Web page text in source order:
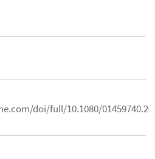
doi/full/10.1080/